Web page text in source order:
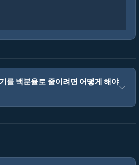
를 백분율로 줄이려면 어떻게 해야